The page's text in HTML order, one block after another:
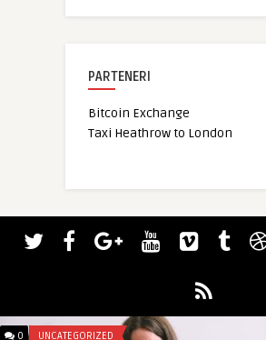
PARTENERI
Bitcoin Exchange
Taxi Heathrow to London
0 UNCATEGORIZED